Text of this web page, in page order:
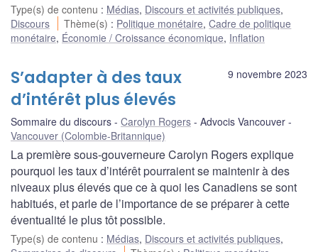
Type(s) de contenu : Médias, Discours et activités publiques,
Discours
Thème(s) : Politique monétaire,Cadre de politique
monétaire, Économie / Croissance économique, Inflation
9 novembre 2023
S’adapter à des taux
d’intérêt plus élevés
Sommaire du discours Carolyn Rogers
Advocis Vancouver
Vancouver (Colombie-Britannique)
La première sous-gouverneure Carolyn Rogers explique
pourquoi les taux d’intérêt pourraient se maintenir à des
niveaux plus élevés que ce à quoi les Canadiens se sont
habitués, et parle de l’importance de se préparer à cette
éventualité le plus tôt possible.
Type(s) de contenu : Médias, Discours et activités publiques,